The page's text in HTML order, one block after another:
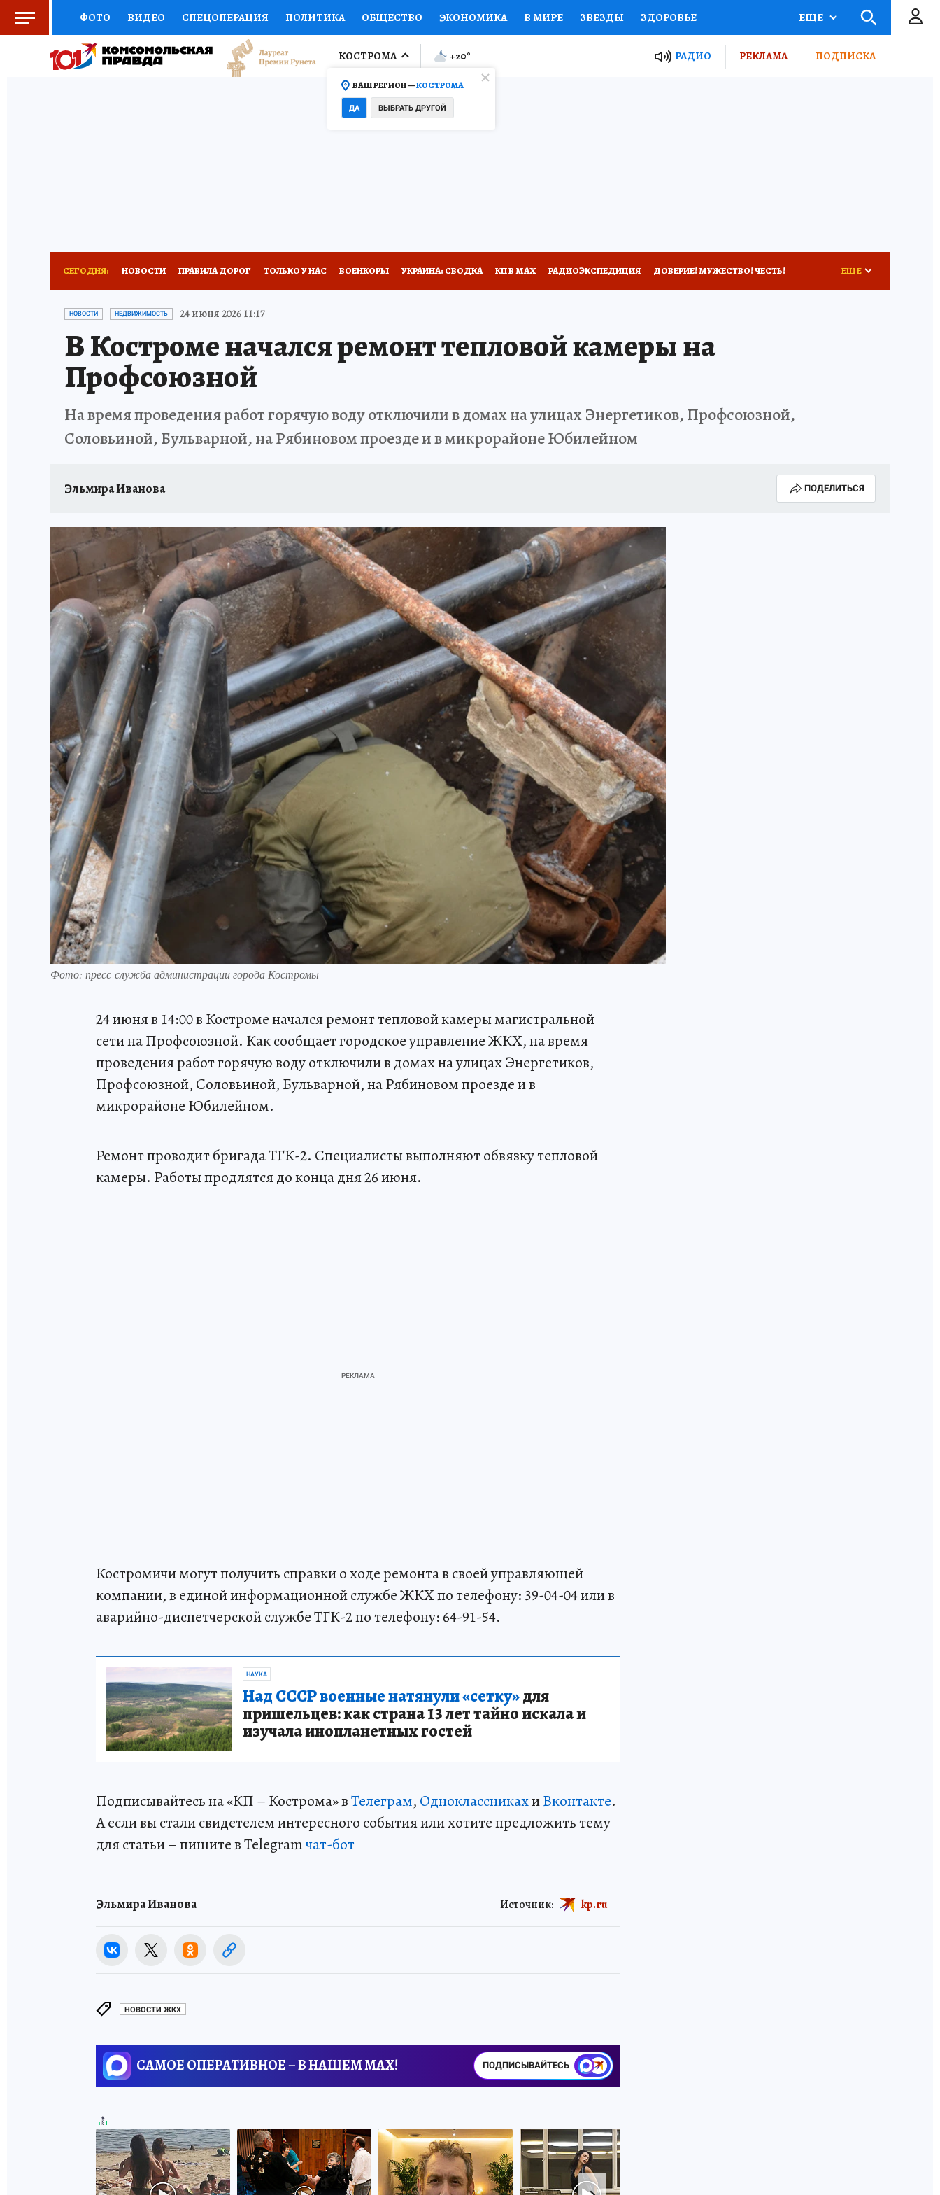
ФОТО ВИДЕО СПЕЦОПЕРАЦИЯ ПОЛИТИКА ОБЩЕСТВО ЭКОНОМИКА В МИРЕ ЗВЕЗДЫ ЗДОРОВЬЕ
СОЦПОДДЕРЖКА НАУКА СПОРТ КОЛУМНИСТЫ ПРОИСШЕСТВИЯ НАЦИОНАЛЬНЫЕ ПРОЕКТЫ РОССИИ
ОТКРЫВАЕМ МИР Я ЗНАЮ
ПРОМОКОДЫ СЕРИАЛЫ
ЕЩЕ
КОСТРОМА
ВАШ РЕГИОН —КОСТРОМА
ДА ВЫБРАТЬ ДРУГОЙ
+20° РАДИО РЕКЛАМА ПОДПИСКА
СЕГОДНЯ: НОВОСТИ ПРАВИЛА ДОРОГ ТОЛЬКО У НАС ВОЕНКОРЫ УКРАИНА: СВОДКА КП В МАХ РАДИОЭКСПЕДИЦИЯ ДОВЕРИЕ! МУЖЕСТВО! ЧЕСТЬ!
НОВОГОДНИЙ ШОПИНГ В КОСТРОМЕ
СЕМЬЯ В ПОГОНАХ ИСПЫТАНО НА СЕБЕ
ЕЩЕ
НОВОСТИ НЕДВИЖИМОСТЬ 24 июня 2026 11:17
В Костроме начался ремонт тепловой камеры на
Профсоюзной
На время проведения работ горячую воду отключили в домах на улицах Энергетиков, Профсоюзной,
Соловьиной, Бульварной, на Рябиновом проезде и в микрорайоне Юбилейном
Эльмира Иванова ПОДЕЛИТЬСЯ
Фото: пресс-служба администрации города Костромы
24 июня в 14:00 в Костроме начался ремонт тепловой камеры магистральной
сети на Профсоюзной. Как сообщает городское управление ЖКХ, на время
проведения работ горячую воду отключили в домах на улицах Энергетиков,
Профсоюзной, Соловьиной, Бульварной, на Рябиновом проезде и в
микрорайоне Юбилейном.
Ремонт проводит бригада ТГК-2. Специалисты выполняют обвязку тепловой
камеры. Работы продлятся до конца дня 26 июня.
Костромичи могут получить справки о ходе ремонта в своей управляющей
компании, в единой информационной службе ЖКХ по телефону: 39-04-04 или в
аварийно-диспетчерской службе ТГК-2 по телефону: 64-91-54.
НАУКА
Над СССР военные натянули «сетку»для
пришельцев: как страна 13 лет тайно искала и
изучала инопланетных гостей
Подписывайтесь на «КП – Кострома» вТелеграм, ОдноклассникахиВконтакте.
А если вы стали свидетелем интересного события или хотите предложить тему
для статьи – пишите в Telegramчат-бот
Эльмира Иванова Источник: kp.ru
НОВОСТИ ЖКХ
САМОЕ ОПЕРАТИВНОЕ – В НАШЕМ MAX! ПОДПИСЫВАЙТЕСЬ